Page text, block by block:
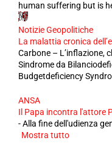
human suffering but is
Notizie Geopolitiche
La malattia cronica
Carbone – L’inflazione,
Sindrome da
Budgetdeficiency
ANSA
Il Papa incontra l'attore
-Alla fine dell'udienza
Mostra tutto